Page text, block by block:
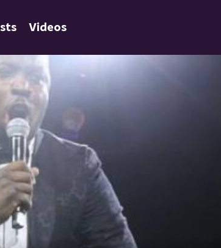
Videos